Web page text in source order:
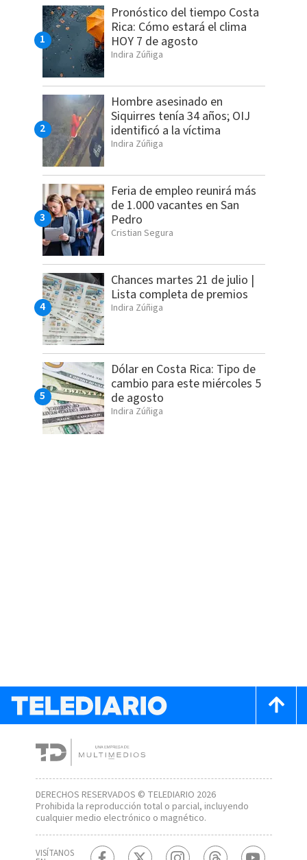
Pronóstico del tiempo Costa
Rica: Cómo estará el clima
HOY 7 de agosto
Indira Zúñiga
Hombre asesinado en
Siquirres tenía 34 años; OIJ
identificó a la víctima
Indira Zúñiga
Feria de empleo reunirá más
de 1.000 vacantes en San
Pedro
Cristian Segura
Chances martes 21 de julio |
Lista completa de premios
Indira Zúñiga
Dólar en Costa Rica: Tipo de
cambio para este miércoles 5
de agosto
Indira Zúñiga
DERECHOS RESERVADOS © TELEDIARIO 2026
Prohibida la reproducción total o parcial, incluyendo
cualquier medio electrónico o magnético.
VISÍTANOS